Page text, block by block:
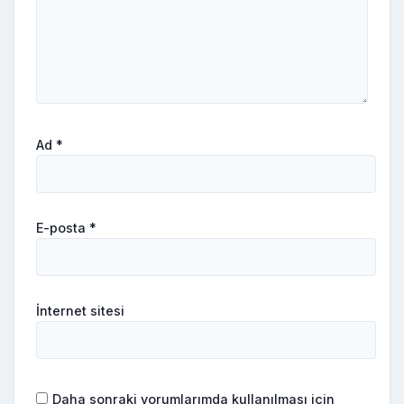
Ad *
E-posta *
İnternet sitesi
Daha sonraki yorumlarımda kullanılması için